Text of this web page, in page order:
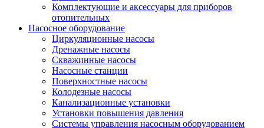
Комплектующие и аксессуары для приборов
отопительных
Насосное оборудование
Циркуляционные насосы
Дренажные насосы
Скважинные насосы
Насосные станции
Поверхностные насосы
Колодезные насосы
Канализационные установки
Установки повышения давления
Системы управления насосным оборудованием